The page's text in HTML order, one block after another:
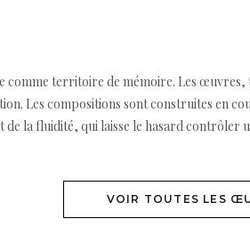
territoire de mémoire. Les œuvres,
Les compositions sont construites en
la fluidité, qui laisse le hasard contrôler
VOIR TOUTES LES